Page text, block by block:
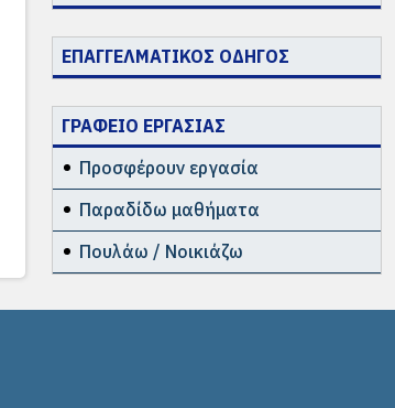
ΕΠΑΓΓΕΛΜΑΤΙΚΟΣ ΟΔΗΓΟΣ
ΓΡΑΦΕΙΟ ΕΡΓΑΣΙΑΣ
Προσφέρουν εργασία
Παραδίδω μαθήματα
Πουλάω / Νοικιάζω